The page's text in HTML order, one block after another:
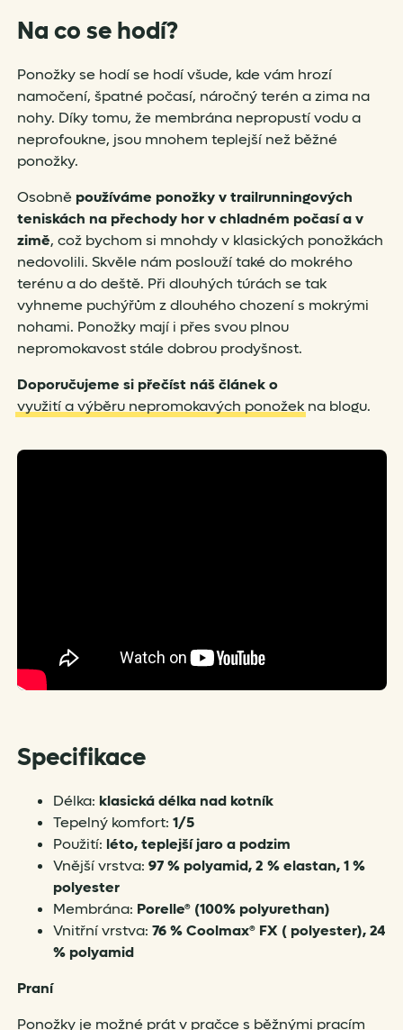
Na co se hodí?
Ponožky se hodí se hodí všude, kde vám hrozí
namočení, špatné počasí, náročný terén a zima na
nohy. Díky tomu, že membrána nepropustí vodu a
neprofoukne, jsou mnohem teplejší než běžné
ponožky.
Osobně používáme ponožky v trailrunningových
teniskách na přechody hor v chladném počasí a v
zimě, což bychom si mnohdy v klasických ponožkách
nedovolili. Skvěle nám poslouží také do mokrého
terénu a do deště. Při dlouhých túrách se tak
vyhneme puchýřům z dlouhého chození s mokrými
nohami. Ponožky mají i přes svou plnou
nepromokavost stále dobrou prodyšnost.
Doporučujeme si přečíst náš článek o
využití a výběru nepromokavých ponožekna blogu.
Specifikace
Délka: klasická délka nad kotník
Tepelný komfort: 1/5
Použití: léto, teplejší jaro a podzim
Vnější vrstva: 97 % polyamid, 2 % elastan, 1 %
polyester
Membrána: Porelle® (100% polyurethan)
Vnitřní vrstva: 76 % Coolmax® FX ( polyester), 24
% polyamid
Praní
Ponožky je možné prát v pračce s běžnými pracím